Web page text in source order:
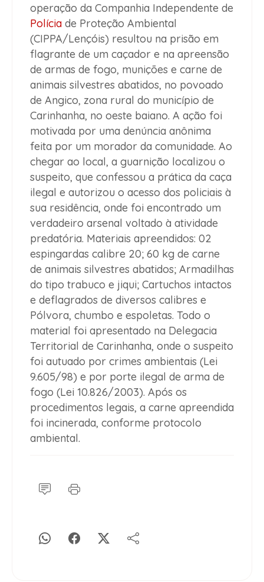
operação da Companhia Independente de
Polícia de Proteção Ambiental
(CIPPA/Lençóis) resultou na prisão em
flagrante de um caçador e na apreensão
de armas de fogo, munições e carne de
animais silvestres abatidos, no povoado
de Angico, zona rural do município de
Carinhanha, no oeste baiano. A ação foi
motivada por uma denúncia anônima
feita por um morador da comunidade. Ao
chegar ao local, a guarnição localizou o
suspeito, que confessou a prática da caça
ilegal e autorizou o acesso dos policiais à
sua residência, onde foi encontrado um
verdadeiro arsenal voltado à atividade
predatória. Materiais apreendidos: 02
espingardas calibre 20; 60 kg de carne
de animais silvestres abatidos; Armadilhas
do tipo trabuco e jiqui; Cartuchos intactos
e deflagrados de diversos calibres e
Pólvora, chumbo e espoletas. Todo o
material foi apresentado na Delegacia
Territorial de Carinhanha, onde o suspeito
foi autuado por crimes ambientais (Lei
9.605/98) e por porte ilegal de arma de
fogo (Lei 10.826/2003). Após os
procedimentos legais, a carne apreendida
foi incinerada, conforme protocolo
ambiental.